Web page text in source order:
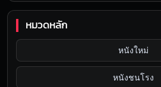
หมวดหลัก
หนังใหม่
หนังชนโรง